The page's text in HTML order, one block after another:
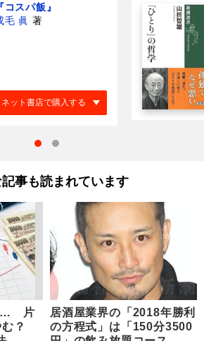
『コスパ飯』
毛 眞 著
ネット書店で購入する
記事も読まれています
… 片
？
居酒屋業界の「2018年勝利
の方程式」は「150分3500